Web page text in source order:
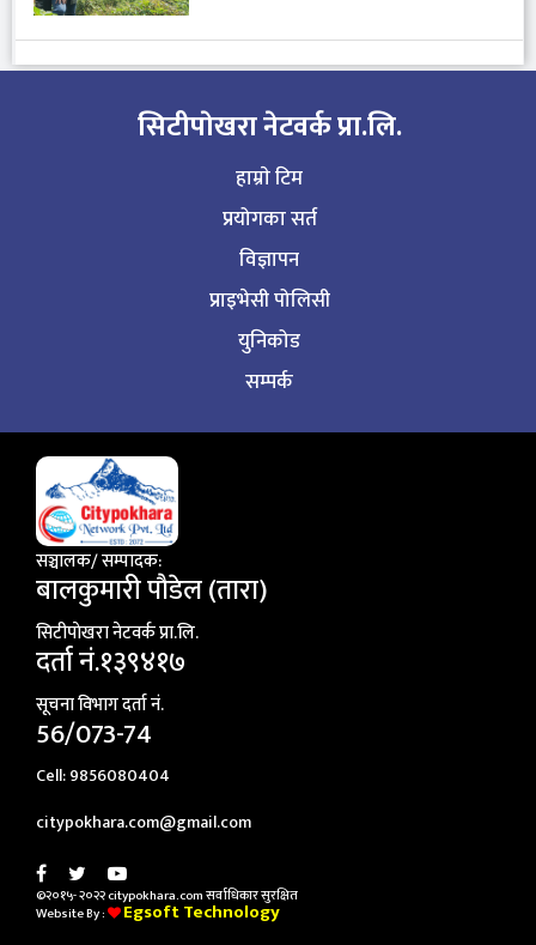
सिटीपाेखरा नेटवर्क प्रा.लि.
हाम्राे टिम
प्रयोगका सर्त
विज्ञापन
प्राइभेसी पोलिसी
युनिकोड
सम्पर्क
सञ्चालक/ सम्पादक:
बालकुमारी पाैडेल (तारा)
सिटीपाेखरा नेटवर्क प्रा.लि.
दर्ता नं.१३९४१७
सूचना विभाग दर्ता नं.
56/073-74
Cell: 9856080404
citypokhara.com@gmail.com
©२०१५- २०२२ citypokhara.com सर्वाधिकार सुरक्षित
Website By :
Egsoft Technology